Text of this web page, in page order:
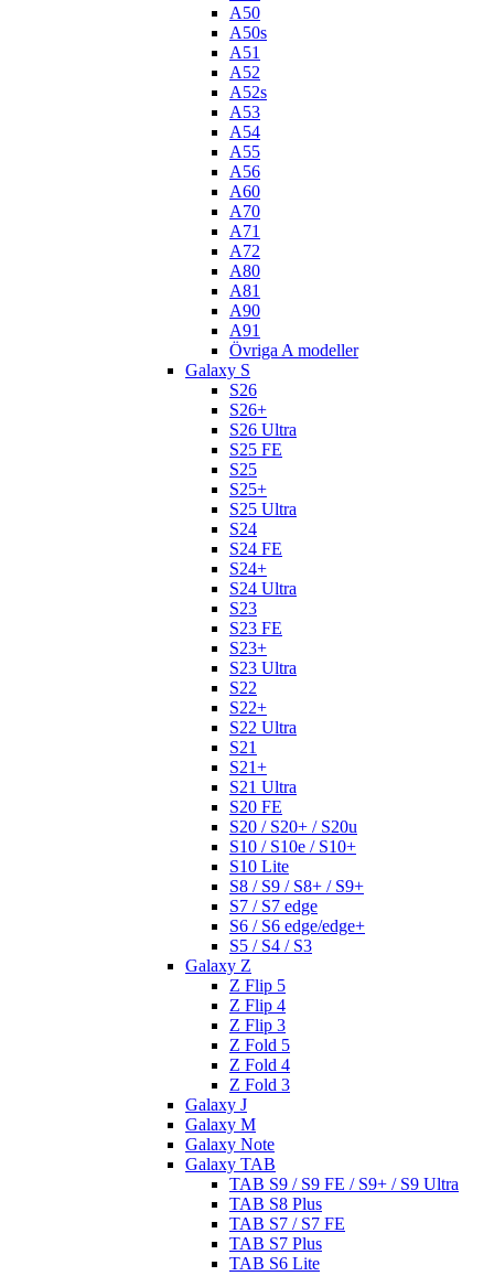
A50
A50s
A51
A52
A52s
A53
A54
A55
A56
A60
A70
A71
A72
A80
A81
A90
A91
Övriga A modeller
Galaxy S
S26
S26+
S26 Ultra
S25 FE
S25
S25+
S25 Ultra
S24
S24 FE
S24+
S24 Ultra
S23
S23 FE
S23+
S23 Ultra
S22
S22+
S22 Ultra
S21
S21+
S21 Ultra
S20 FE
S20 / S20+ / S20u
S10 / S10e / S10+
S10 Lite
S8 / S9 / S8+ / S9+
S7 / S7 edge
S6 / S6 edge/edge+
S5 / S4 / S3
Galaxy Z
Z Flip 5
Z Flip 4
Z Flip 3
Z Fold 5
Z Fold 4
Z Fold 3
Galaxy J
Galaxy M
Galaxy Note
Galaxy TAB
TAB S9 / S9 FE / S9+ / S9 Ultra
TAB S8 Plus
TAB S7 / S7 FE
TAB S7 Plus
TAB S6 Lite